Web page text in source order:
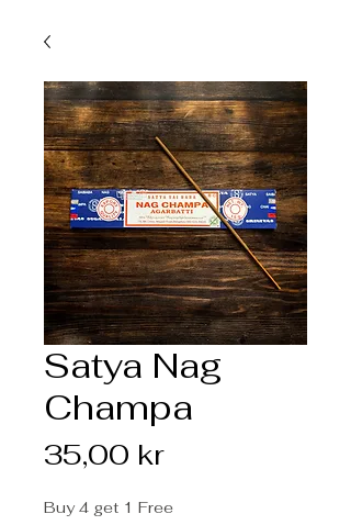
Satya Nag
Champa
35,00 krPris
Buy 4 get 1 Free